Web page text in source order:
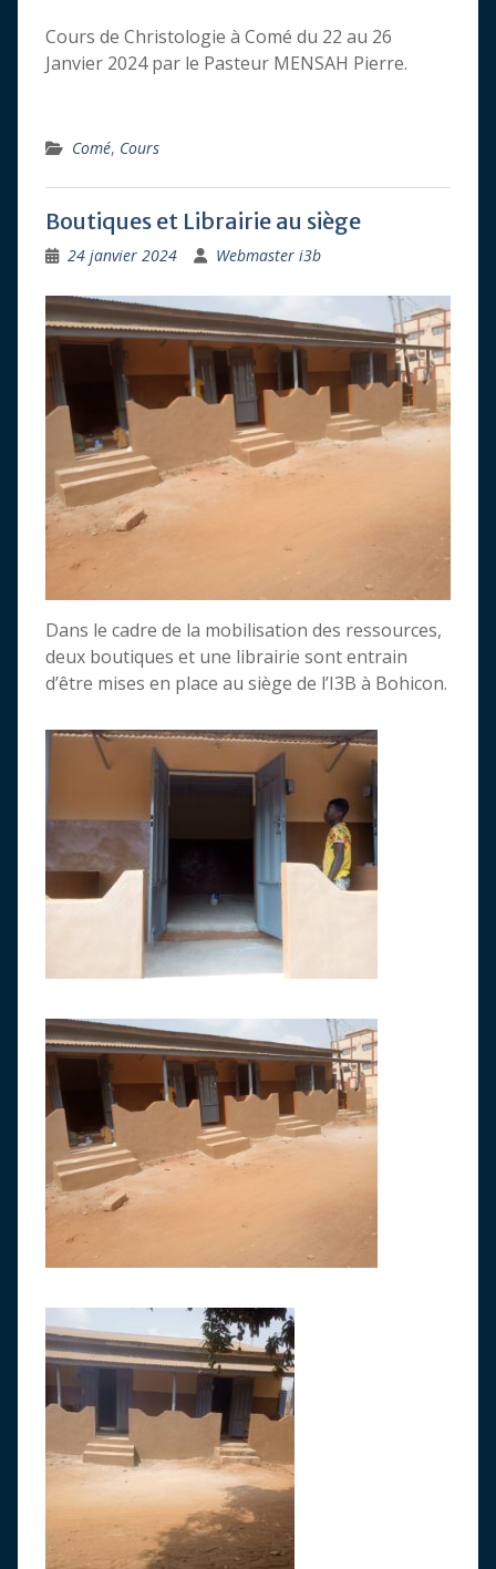
Cours de Christologie à Comé du 22 au 26
Janvier 2024 par le Pasteur MENSAH Pierre.
Comé, Cours
Boutiques et Librairie au siège
24 janvier 2024 Webmaster i3b
Dans le cadre de la mobilisation des ressources,
deux boutiques et une librairie sont entrain
d’être mises en place au siège de l’I3B à Bohicon.